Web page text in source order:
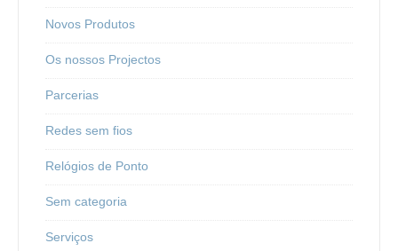
Novos Produtos
Os nossos Projectos
Parcerias
Redes sem fios
Relógios de Ponto
Sem categoria
Serviços